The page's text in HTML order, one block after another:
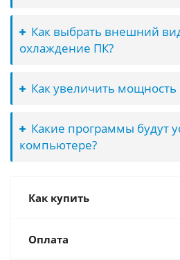
Как выбрать внешний
охлаждение ПК?
Как увеличить мощность
Какие программы будут
компьютере?
Как купить
Оплата